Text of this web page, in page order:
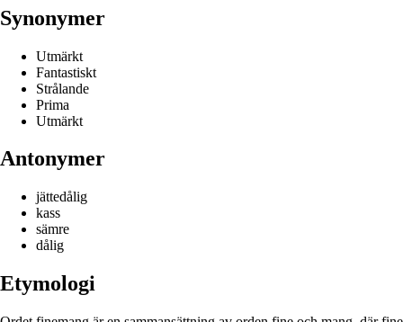
Synonymer
Utmärkt
Fantastiskt
Strålande
Prima
Utmärkt
Antonymer
jättedålig
kass
sämre
dålig
Etymologi